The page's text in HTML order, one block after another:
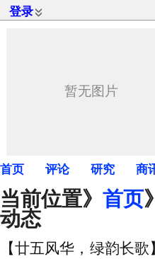
登录
首页 评论 研究 商
当前位置》 首页》
动态
【廿五风华，绿韵长